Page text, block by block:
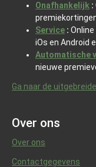
Onafhankelijk :
Service :
iOs en Android
Automatische
nieuwe
Ga naar de
Over ons
Over ons
Contactgegevens